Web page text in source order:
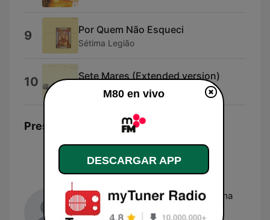
9 Por Quem Não Esqueci
Sétima Legião
10 Sete Mares (Extended version)
Sétima Legião
Presentadores
Vanda Miranda
Vanda Mirandaé uma das figuras
centrais da rádio em Portugal,
apresentando atualmente o programa
"Manhãs M80". Com um percurso
M80 en vivo
DESCARGAR APP